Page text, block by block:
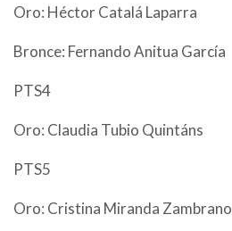
Oro: Héctor Catalá Laparra
Bronce: Fernando Anitua García
PTS4
Oro: Claudia Tubio Quintáns
PTS5
Oro: Cristina Miranda Zambrano